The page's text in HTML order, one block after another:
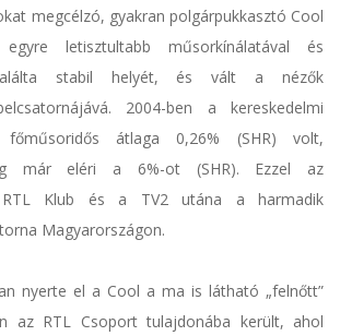
megcélzó, gyakran polgárpukkasztó Cool
letisztultabb műsorkínálatával és
stabil helyét, és vált a nézők
2004-ben a kereskedelmi
átlaga 0,26% (SHR) volt,
már eléri a 6%-ot (SHR). Ezzel az
RTL Klub és a TV2 utána a harmadik
Magyarországon.
nyerte el a Cool a ma is látható „felnőtt”
az RTL Csoport tulajdonába került, ahol